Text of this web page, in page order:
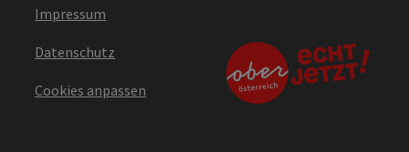
Impressum
Datenschutz
Cookies anpassen